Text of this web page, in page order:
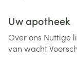
Uw apotheek
Over ons Nuttige
van wacht